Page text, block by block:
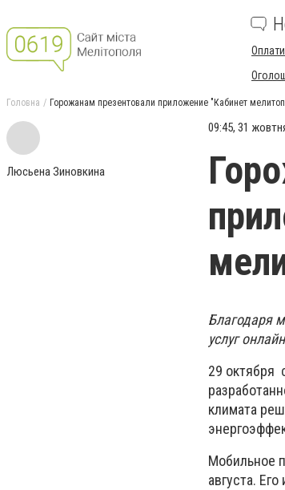
Головна Горожанам презентовали приложение "Кабинет
Люсьена Зиновкина
09:45, 31
Благодаря
услуг
29 октября
климата
Мобильное
августа.